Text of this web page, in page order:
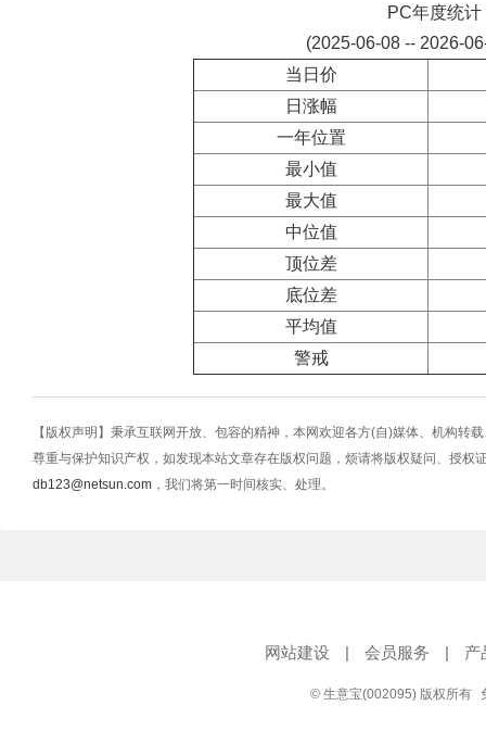
PC年度统计
(2025-06-08 -- 2026-
当日价
日涨幅
一年位置
最小值
最大值
中位值
顶位差
底位差
平均值
警戒
【版权声明】秉承互联网开放、包容的精神，本网欢迎各方(自)媒体、机构转
尊重与保护知识产权，如发现本站文章存在版权问题，烦请将版权疑问、授权
db123@netsun.com ，我们将第一时间核实、处理。
网站建设 | 会员服务 | 产
© 生意宝(002095) 版权所有